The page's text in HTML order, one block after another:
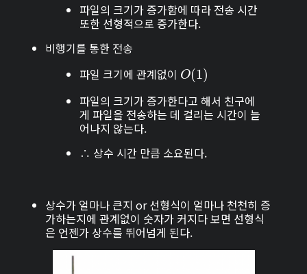
파일의 크기가 증가함에 따라 전송 시간
또한 선형적으로 증가한다.
비행기를 통한 전송
파일 크기에 관계없이 O(1)
O(1)
파일의 크기가 증가한다고 해서 친구에
게 파일을 전송하는 데 걸리는 시간이 늘
어나지 않는다.
∴ 상수 시간 만큼 소요된다.
상수가 얼마나 큰지 or 선형식이 얼마나 천천히 증
가하는지에 관계없이 숫자가 커지다 보면 선형식
은 언젠가 상수를 뛰어넘게 된다.